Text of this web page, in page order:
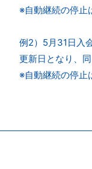
※自動継続の停止
例2）5月31日入
更新日となり、
※自動継続の停止